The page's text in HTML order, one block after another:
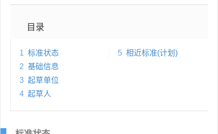
目录
1 标准状态
2 基础信息
3 起草单位
4 起草人
5 相近标准(计划)